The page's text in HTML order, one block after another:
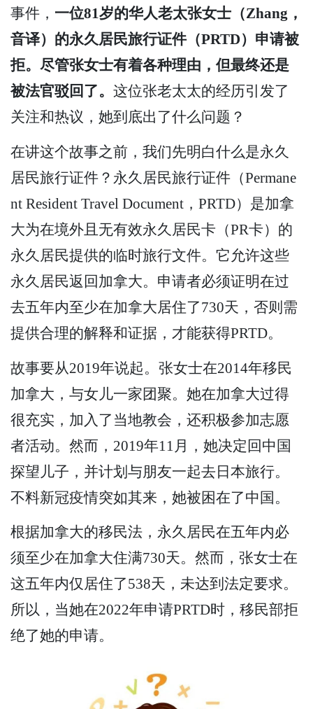
事件， 一位81岁的华人老太张女士（Zhang，
音译）的永久居民旅行证件（PRTD）申请被
拒。尽管张女士有着各种理由，但最终还是
被法官驳回了。 这位张老太太的经历引发了
关注和热议，她到底出了什么问题？
在讲这个故事之前，我们先明白什么是永久
居民旅行证件？永久居民旅行证件（Permane
nt Resident Travel Document，PRTD）是加拿
大为在境外且无有效永久居民卡（PR卡）的
永久居民提供的临时旅行文件。它允许这些
永久居民返回加拿大。申请者必须证明在过
去五年内至少在加拿大居住了730天，否则需
提供合理的解释和证据，才能获得PRTD。
故事要从2019年说起。张女士在2014年移民
加拿大，与女儿一家团聚。她在加拿大过得
很充实，加入了当地教会，还积极参加志愿
者活动。然而，2019年11月，她决定回中国
探望儿子，并计划与朋友一起去日本旅行。
不料新冠疫情突如其来，她被困在了中国。
根据加拿大的移民法，永久居民在五年内必
须至少在加拿大住满730天。然而，张女士在
这五年内仅居住了538天，未达到法定要求。
所以，当她在2022年申请PRTD时，移民部拒
绝了她的申请。